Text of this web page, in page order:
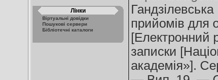
Лінки
Віртуальні довідки
Пошукові сервери
Бібліотечні каталоги
прийомів для
[Електронний
записки
академія»].